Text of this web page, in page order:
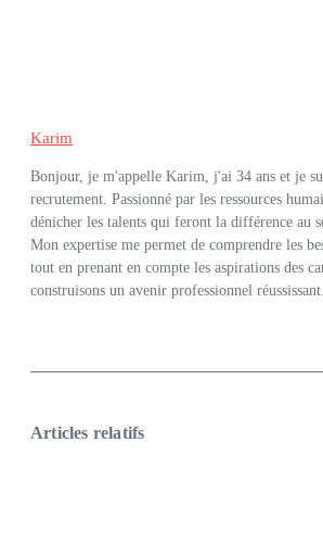
Karim
Bonjour, je m'appelle Karim, j'ai 34 ans et je
recrutement. Passionné par les ressources
dénicher les talents qui feront la différence au
Mon expertise me permet de comprendre les
tout en prenant en compte les aspirations des
construisons un avenir professionnel réussissant.
Articles relatifs